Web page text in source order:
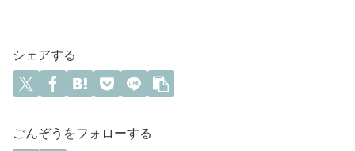
シェアする
ごんぞうをフォローする